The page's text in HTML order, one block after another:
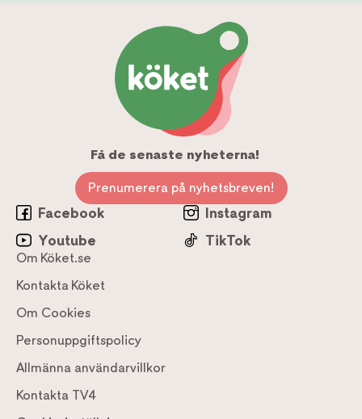
Få de senaste nyheterna!
Prenumerera på nyhetsbreven!
Facebook
Instagram
Youtube
TikTok
Om Köket.se
Kontakta Köket
Om Cookies
Personuppgiftspolicy
Allmänna användarvillkor
Kontakta TV4